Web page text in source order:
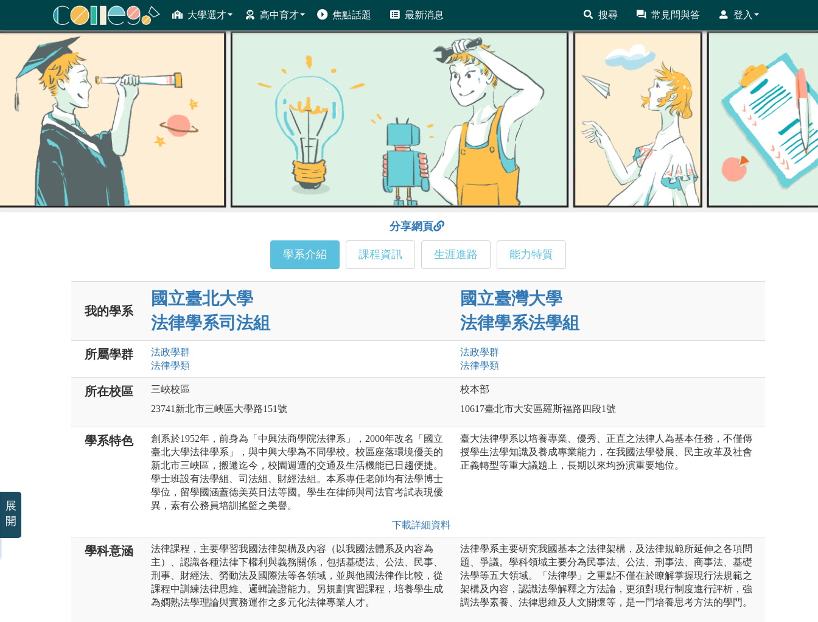
大學選才 高中育才 焦點話題 最新消息 搜尋 常見問與答 登入
ColleGo! 大學選才與高中育才輔助系統
分享網頁
學系介紹 課程資訊 生涯進路 能力特質
我的學系
國立臺北大學
法律學系司法組
國立臺灣大學
法律學系法學組
所屬學群 法政學群
法律學類
法政學群
法律學類
所在校區
三峽校區
23741新北市三峽區大學路151號
校本部
10617臺北市大安區羅斯福路四段1號
學系特色
創系於1952年，前身為「中興法商學院法律系」，2000年改名「國立
臺北大學法律學系」，與中興大學為不同學校。校區座落環境優美的
新北市三峽區，搬遷迄今，校園週遭的交通及生活機能已日趨便捷。
學士班設有法學組、司法組、財經法組。本系專任老師均有法學博士
學位，留學國涵蓋德美英日法等國。學生在律師與司法官考試表現優
異，素有公務員培訓搖籃之美譽。
下載詳細資料
臺大法律學系以培養專業、優秀、正直之法律人為基本任務，不僅傳
授學生法學知識及養成專業能力，在我國法學發展、民主改革及社會
正義轉型等重大議題上，長期以來均扮演重要地位。
學科意涵
法律課程，主要學習我國法律架構及內容（以我國法體系及內容為
主）、認識各種法律下權利與義務關係，包括基礎法、公法、民事、
刑事、財經法、勞動法及國際法等各領域，並與他國法律作比較，從
課程中訓練法律思維、邏輯論證能力。另規劃實習課程，培養學生成
為嫻熟法學理論與實務運作之多元化法律專業人才。
法律學系主要研究我國基本之法律架構，及法律規範所延伸之各項問
題、爭議。學科領域主要分為民事法、公法、刑事法、商事法、基礎
法學等五大領域。「法律學」之重點不僅在於瞭解掌握現行法規範之
架構及內容，認識法學解釋之方法論，更須對現行制度進行評析，強
調法學素養、法律思維及人文關懷等，是一門培養思考方法的學門。
展
開